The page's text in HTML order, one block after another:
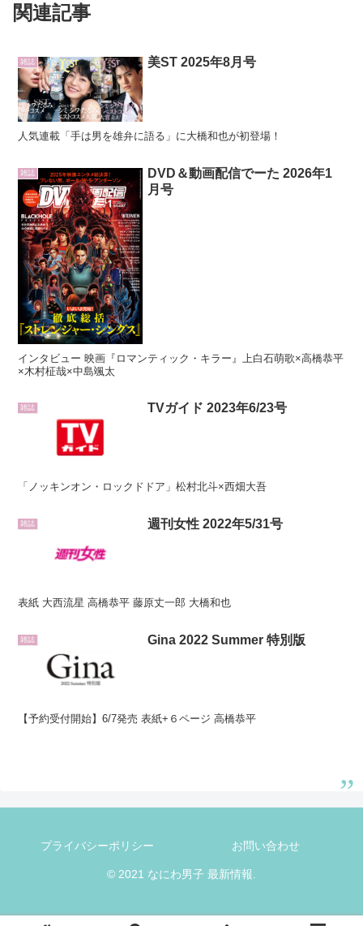
関連記事
雑誌 美ST 2025年8月号
人気連載「手は男を雄弁に語る」に大橋和也が初登場！
雑誌
DVD＆動画配信でーた 2026年1
月号
インタビュー 映画『ロマンティック・キラー』上白石萌歌×高橋恭平
×木村柾哉×中島颯太
雑誌 TVガイド 2023年6/23号
「ノッキンオン・ロックドドア」松村北斗×西畑大吾
雑誌 週刊女性 2022年5/31号
表紙 大西流星 高橋恭平 藤原丈一郎 大橋和也
雑誌 Gina 2022 Summer 特別版
【予約受付開始】6/7発売 表紙+６ページ 高橋恭平
プライバシーポリシー お問い合わせ
© 2021 なにわ男子 最新情報.